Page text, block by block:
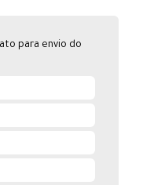
para envio do